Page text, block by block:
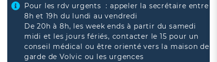
Pour les rdv urgents : appeler la secrétaire entre
8h et 19h du lundi au vendredi
De 20h à 8h, les week ends à partir du samedi
midi et les jours fériés, contacter le 15 pour un
conseil médical ou être orienté vers la maison de
garde de Volvic ou les urgences